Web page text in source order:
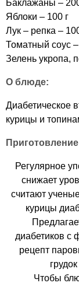
Баклажаны –
Яблоки – 100 г
Лук – репка –
Томатный соус –
Зелень укропа,
О блюде:
Диабетическое
курицы и
Регулярное
снижает
считают
курицы
диабетиков с
рецепт
Чтобы